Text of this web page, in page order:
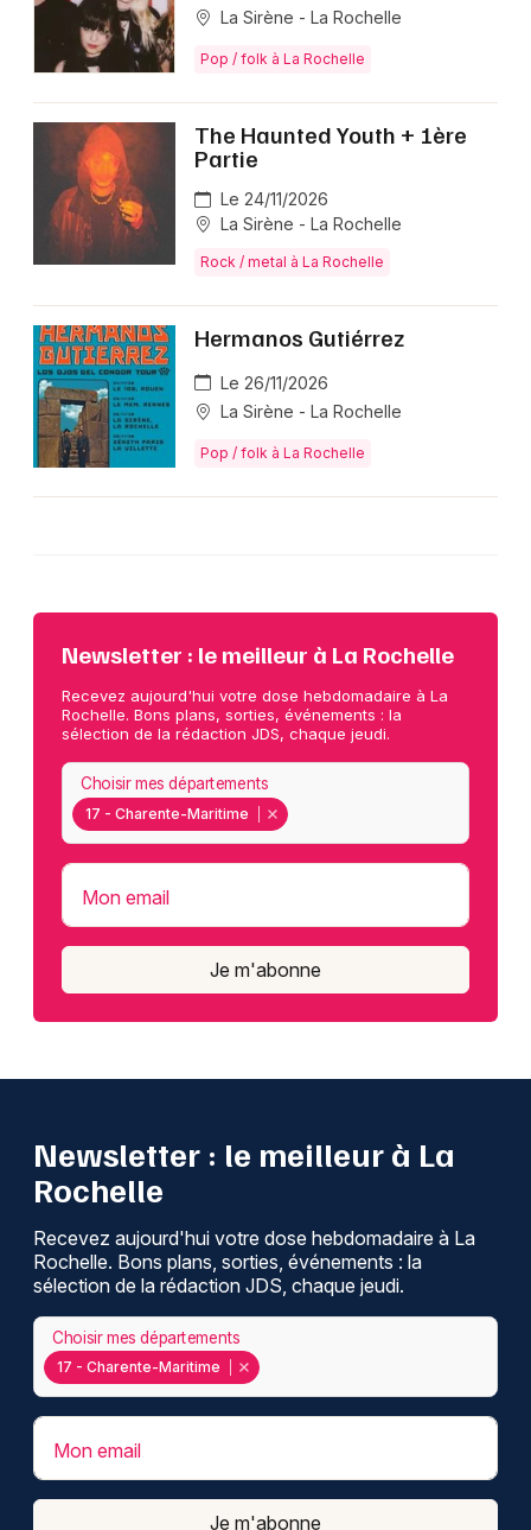
La Sirène - La Rochelle
Pop / folk à La Rochelle
The Haunted Youth + 1ère
Partie
Le 24/11/2026
La Sirène - La Rochelle
Rock / metal à La Rochelle
Hermanos Gutiérrez
Le 26/11/2026
La Sirène - La Rochelle
Pop / folk à La Rochelle
Newsletter : le meilleur à La Rochelle
Recevez aujourd'hui votre dose hebdomadaire à La
Rochelle. Bons plans, sorties, événements : la
sélection de la rédaction JDS, chaque jeudi.
17 - Charente-Maritime
Choisir mes départements
Mon email
Je m'abonne
Newsletter : le meilleur à La
Rochelle
Recevez aujourd'hui votre dose hebdomadaire à La
Rochelle. Bons plans, sorties, événements : la
sélection de la rédaction JDS, chaque jeudi.
17 - Charente-Maritime
Choisir mes départements
Mon email
Je m'abonne